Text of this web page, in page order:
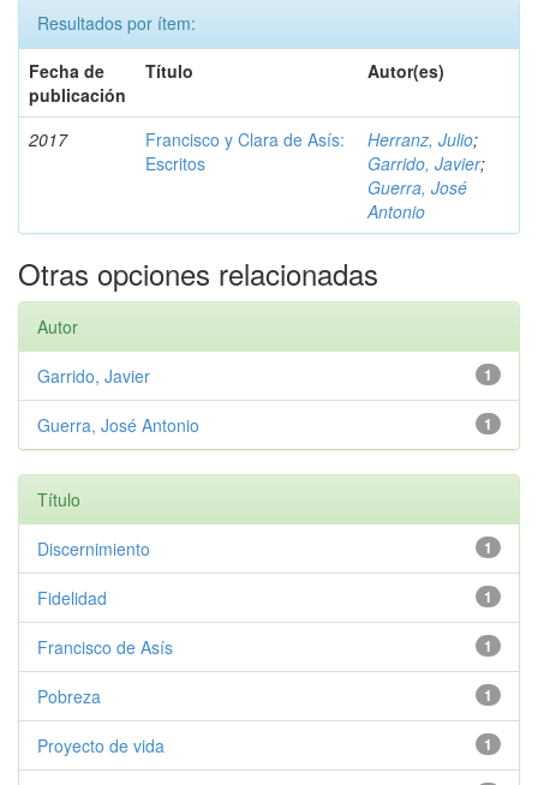
Resultados por ítem:
Fecha de
publicación
Título Autor(es)
2017
Francisco y Clara de Asís:
Escritos
Herranz, Julio;
Garrido, Javier;
Guerra, José
Antonio
Otras opciones relacionadas
Autor
1
Garrido, Javier
1
Guerra, José Antonio
Título
1
Discernimiento
1
Fidelidad
1
Francisco de Asís
1
Pobreza
1
Proyecto de vida